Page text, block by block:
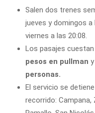
Salen dos trenes
jueves y domingos a
viernes a las 20:08.
Los pasajes cuestan
pesos en pullman y
personas.
El servicio se
recorrido: Campana,